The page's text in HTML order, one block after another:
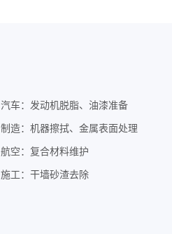
汽车：发动机脱脂、油漆准备
制造：机器擦拭、金属表面处理
航空：复合材料维护
施工：干墙砂渣去除